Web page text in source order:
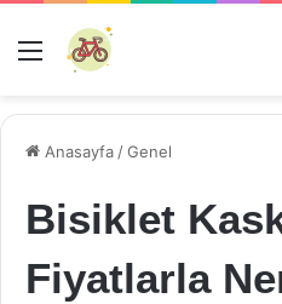
Menü
Anasayfa /Genel
Bisiklet
Fiyatlarla